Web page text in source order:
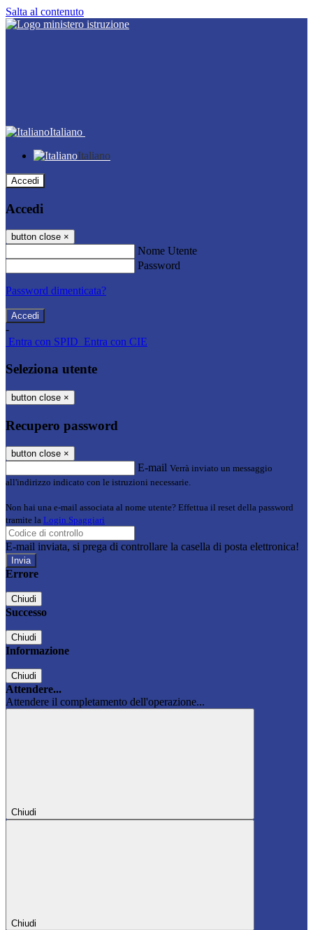
Salta al contenuto
Italiano
Italiano
Accedi
Accedi
button close ×
Nome Utente
Password
Password dimenticata?
-
Entra con SPID Entra con CIE
Seleziona utente
button close ×
Recupero password
button close ×
E-mail Verrà inviato un messaggio
all'indirizzo indicato con le istruzioni necessarie.
Non hai una e-mail associata al nome utente? Effettua il reset della password
tramite la Login Spaggiari
E-mail inviata, si prega di controllare la casella di posta elettronica!
Errore
Chiudi
Successo
Chiudi
Informazione
Chiudi
Attendere...
Attendere il completamento dell'operazione...
Chiudi
Chiudi